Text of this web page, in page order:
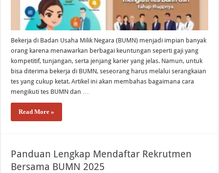
Bekerja di Badan Usaha Milik Negara (BUMN) menjadi impian banyak
orang karena menawarkan berbagai keuntungan seperti gaji yang
kompetitif, tunjangan, serta jenjang karier yang jelas. Namun, untuk
bisa diterima bekerja di BUMN, seseorang harus melalui serangkaian
tes yang cukup ketat. Artikel ini akan membahas bagaimana cara
mengikuti tes BUMN dan …
Read More »
Panduan Lengkap Mendaftar Rekrutmen
Bersama BUMN 2025